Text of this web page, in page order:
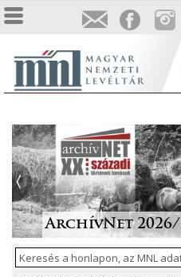
Irodalmi
1986-ban
Megjelent a
Közlemények
„Lapidáris
anyagban
ArchívNet 2026/
Tájékoztatás a
állami
közzétételéről